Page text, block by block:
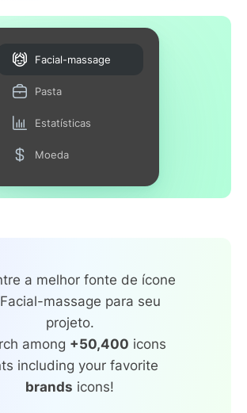
Facial-massage
Pasta
Estatísticas
Moeda
a melhor fonte de ícone
massage para seu
projeto.
among +50,400 icons
including your favorite
brands icons!